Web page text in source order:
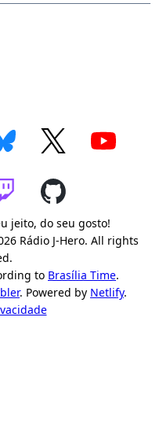
jeito, do seu gosto!
Rádio J-Hero. All rights
to Brasília Time.
. Powered by Netlify.